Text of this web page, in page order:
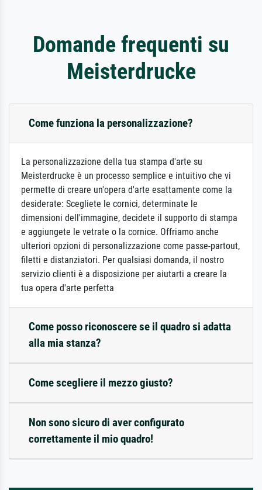
Domande frequenti su
Meisterdrucke
Come funziona la personalizzazione?
La personalizzazione della tua stampa d'arte su
Meisterdrucke è un processo semplice e intuitivo che vi
permette di creare un'opera d'arte esattamente come la
desiderate: Scegliete le cornici, determinate le
dimensioni dell'immagine, decidete il supporto di stampa
e aggiungete le vetrate o la cornice. Offriamo anche
ulteriori opzioni di personalizzazione come passe-partout,
filetti e distanziatori. Per qualsiasi domanda, il nostro
servizio clienti è a disposizione per aiutarti a creare la
tua opera d'arte perfetta
Come posso riconoscere se il quadro si adatta
alla mia stanza?
Come scegliere il mezzo giusto?
Non sono sicuro di aver configurato
correttamente il mio quadro!